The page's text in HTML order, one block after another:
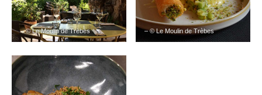
– © Le Moulin de Trèbes – © Le Moulin de Trèbes